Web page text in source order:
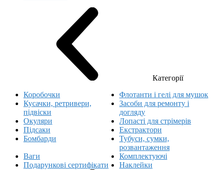
Категорії
Коробочки
Флотанти і гелі для мушок
Кусачки, ретривери,
підвіски
Засоби для ремонту і
догляду
Окуляри
Лопасті для стрімерів
Підсаки
Екстрактори
Бомбарди
Тубуси, сумки,
розвантаження
Ваги
Комплектуючі
Подарункові сертифікати
Наклейки